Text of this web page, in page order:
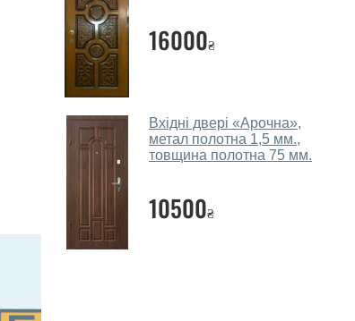
16000₴
Вхідні двері «Арочна»,
метал полотна 1,5 мм.,
товщина полотна 75 мм.
10500₴